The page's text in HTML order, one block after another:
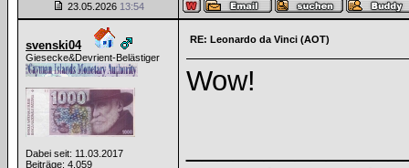
23.05.2026 13:54
svenski04
Giesecke&Devrient-Belästiger
Dabei seit: 11.03.2017
Beiträge: 4.059
RE: Leonardo da Vinci (AOT)
Wow!